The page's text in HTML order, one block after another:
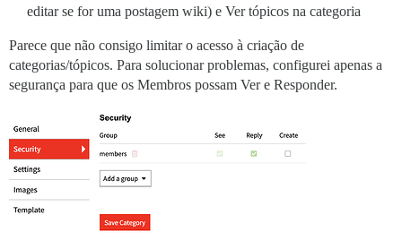
editar se for uma postagem wiki) e Ver tópicos na categoria
Parece que não consigo limitar o acesso à criação de
categorias/tópicos. Para solucionar problemas, configurei apenas a
segurança para que os Membros possam Ver e Responder.